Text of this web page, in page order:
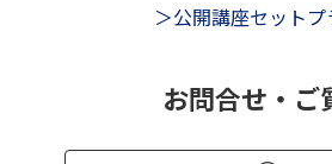
＞公開講座セット
お問合せ・ご